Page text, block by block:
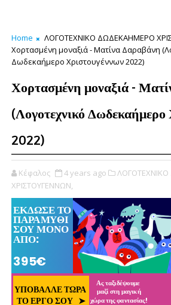
Home
ΛΟΓΟΤΕΧΝΙΚΟ ΔΩΔΕΚΑΗΜΕΡΟ
Χορτασμένη μοναξιά - Ματίνα Δαραβάνη
Δωδεκαήμερο Χριστουγέννων 2022)
Χορτασμένη μοναξιά -
(Λογοτεχνικό Δωδεκαήμερο
2022)
Κέφαλος 4 years ago
ΧΡΙΣΤΟΥΓΕΝΝΩΝ,